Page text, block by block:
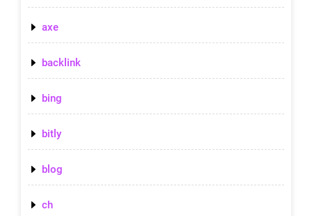
axe
backlink
bing
bitly
blog
ch